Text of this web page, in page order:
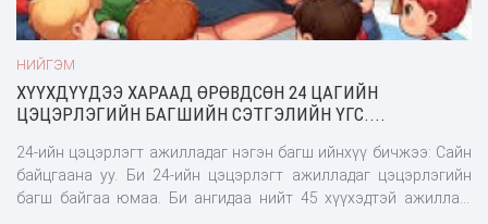
НИЙГЭМ
ХҮҮХДҮҮДЭЭ ХАРААД ӨРӨВДСӨН 24 ЦАГИЙН
ЦЭЦЭРЛЭГИЙН БАГШИЙН СЭТГЭЛИЙН ҮГС....
24-ийн цэцэрлэгт ажилладаг нэгэн багш ийнхүү бичжээ: Сайн
байцгаана уу. Би 24-ийн цэцэрлэгт ажилладаг цэцэрлэгийн
багш байгаа юмаа. Би ангидаа нийт 45 хүүхэдтэй ажиллаж